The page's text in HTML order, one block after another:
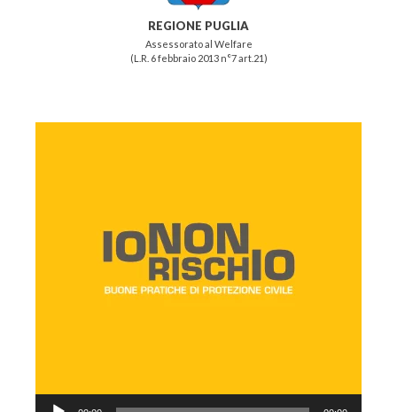
REGIONE PUGLIA
Assessorato al Welfare
(L.R. 6 febbraio 2013 n°7 art.21)
Audio